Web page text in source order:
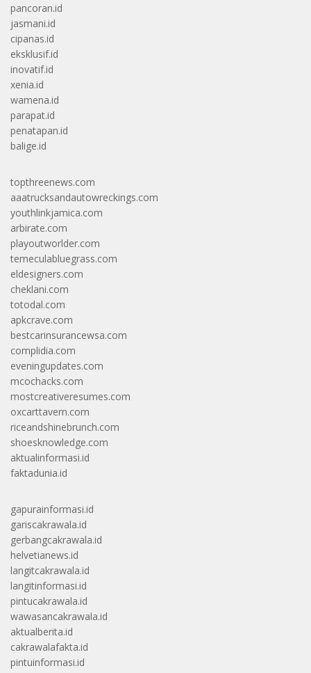
pancoran.id
jasmani.id
cipanas.id
eksklusif.id
inovatif.id
xenia.id
wamena.id
parapat.id
penatapan.id
balige.id
topthreenews.com
aaatrucksandautowreckings.com
youthlinkjamica.com
arbirate.com
playoutworlder.com
temeculabluegrass.com
eldesigners.com
cheklani.com
totodal.com
apkcrave.com
bestcarinsurancewsa.com
complidia.com
eveningupdates.com
mcochacks.com
mostcreativeresumes.com
oxcarttavern.com
riceandshinebrunch.com
shoesknowledge.com
aktualinformasi.id
faktadunia.id
gapurainformasi.id
gariscakrawala.id
gerbangcakrawala.id
helvetianews.id
langitcakrawala.id
langitinformasi.id
pintucakrawala.id
wawasancakrawala.id
aktualberita.id
cakrawalafakta.id
pintuinformasi.id